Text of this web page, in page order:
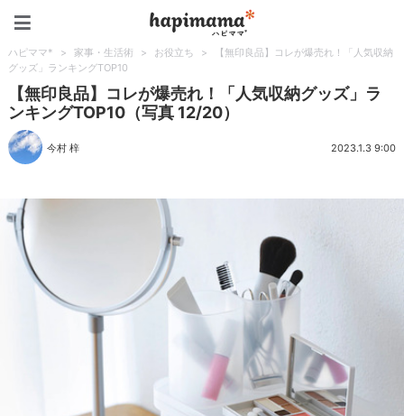
ハピママ* > 家事・生活術 > お役立ち >
【無印良品】コレが爆売れ！「人気収納
グッズ」ランキングTOP10
【無印良品】コレが爆売れ！「人気収納グッズ」ラ
ンキングTOP10（写真 12/20）
今村 梓 2023.1.3 9:00